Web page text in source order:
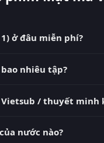
ở đâu miễn phí?
thay thế cho
nhiêu tập?
mới.
Vietsub / thuyết minh
phát.nước nào?